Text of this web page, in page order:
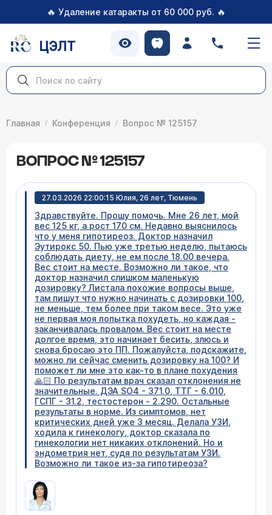
🔥 Удаление катаракты от 60 000 руб. 🔥
ЦЭЛТ
Главная Конференция Вопрос № 125157
ВОПРОС № 125157
27.03.2026 22:00:15 Юлия, 26 лет, Тюмень
Здравствуйте. Прошу помочь. Мне 26 лет, мой
вес 125 кг, а рост 170 см. Недавно выяснилось
что у меня гипотиреоз. Доктор назначил
Эутирокс 50. Пью уже третью неделю, пытаюсь
соблюдать диету, не ем после 18.00 вечера.
Вес стоит на месте. Возможно ли такое, что
доктор назначил слишком маленькую
дозировку? Листала похожие вопросы выше,
там пишут что нужно начинать с дозировки 100,
не меньше, тем более при таком весе. Это уже
не первая моя попытка похудеть, но каждая -
заканчивалась провалом. Вес стоит на месте
долгое время, это начинает бесить, злюсь и
снова бросаю это ПП. Пожалуйста, подскажите,
можно ли сейчас сменить дозировку на 100? И
поможет ли мне это как-то в плане похудения
🙏🏻 По результатам врач сказал отклонения не
значительные. ДЭА SO4 - 371.0, ТТГ - 6.010,
ГСПГ - 31.2, тестостерон - 2.290. Остальные
результаты в норме. Из симптомов, нет
критических дней уже 3 месяц. Делала УЗИ,
ходила к гинекологу, доктор сказала по
гинекологии нет никаких отклонений. Но и
эндометрия нет, судя по результатам УЗИ.
Возможно ли такое из-за гипотиреоза?